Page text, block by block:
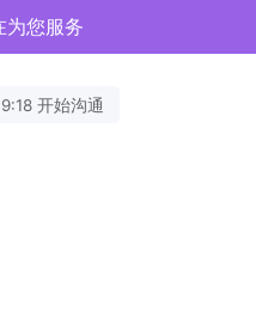
您服务
开始沟通